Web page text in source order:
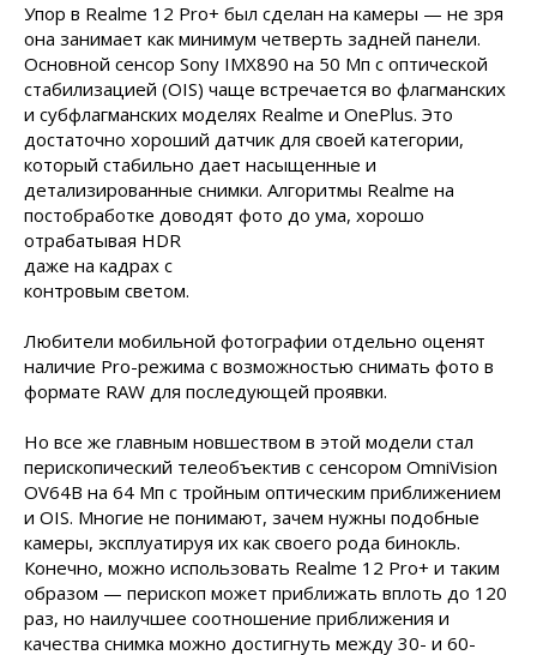
Упор в Realme 12 Pro+ был сделан на камеры — не зря
она занимает как минимум четверть задней панели.
Основной сенсор Sony IMX890 на 50 Мп с оптической
стабилизацией (OIS) чаще встречается во флагманских
и субфлагманских моделях Realme и OnePlus. Это
достаточно хороший датчик для своей категории,
который стабильно дает насыщенные и
детализированные снимки. Алгоритмы Realme на
постобработке доводят фото до ума, хорошо
отрабатывая HDR
даже на кадрах с
контровым светом.
Любители мобильной фотографии отдельно оценят
наличие Pro-режима с возможностью снимать фото в
формате RAW для последующей проявки.
Но все же главным новшеством в этой модели стал
перископический телеобъектив с сенсором OmniVision
OV64B на 64 Мп с тройным оптическим приближением
и OIS. Многие не понимают, зачем нужны подобные
камеры, эксплуатируя их как своего рода бинокль.
Конечно, можно использовать Realme 12 Pro+ и таким
образом — перископ может приближать вплоть до 120
раз, но наилучшее соотношение приближения и
качества снимка можно достигнуть между 30- и 60-